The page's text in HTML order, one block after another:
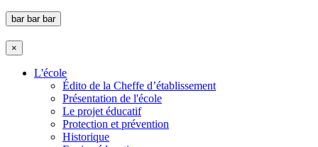
bar bar bar
×
L'école
Édito de la Cheffe d’établissement
Présentation de l'école
Le projet éducatif
Protection et prévention
Historique